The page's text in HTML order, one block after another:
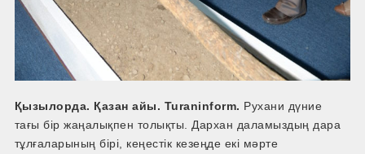
Қызылорда. Қазан айы. Turaninform. Рухани дүние
тағы бір жаңалықпен толықты. Дархан даламыздың дара
тұлғаларының бірі, кеңестік кезеңде екі мәрте